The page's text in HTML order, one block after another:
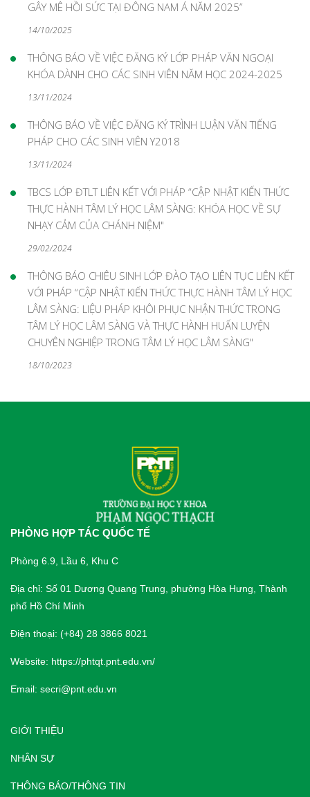
GÂY MÊ HỒI SỨC TẠI ĐÔNG NAM Á NĂM 2025”
14/10/2025
THÔNG BÁO VỀ VIỆC ĐĂNG KÝ LỚP PHÁP VĂN NGOẠI
KHÓA DÀNH CHO CÁC SINH VIÊN NĂM HỌC 2024-2025
13/11/2024
THÔNG BÁO VỀ VIỆC ĐĂNG KÝ TRÌNH LUẬN VĂN TIẾNG
PHÁP CHO CÁC SINH VIÊN Y2018
13/11/2024
TBCS LỚP ĐTLT LIÊN KẾT VỚI PHÁP “CẬP NHẬT KIẾN THỨC
THỰC HÀNH TÂM LÝ HỌC LÂM SÀNG: KHÓA HỌC VỀ SỰ
NHẠY CẢM CỦA CHÁNH NIỆM"
29/02/2024
THÔNG BÁO CHIÊU SINH LỚP ĐÀO TẠO LIÊN TỤC LIÊN KẾT
VỚI PHÁP “CẬP NHẬT KIẾN THỨC THỰC HÀNH TÂM LÝ HỌC
LÂM SÀNG: LIỆU PHÁP KHÔI PHỤC NHẬN THỨC TRONG
TÂM LÝ HỌC LÂM SÀNG VÀ THỰC HÀNH HUẤN LUYỆN
CHUYÊN NGHIỆP TRONG TÂM LÝ HỌC LÂM SÀNG"
18/10/2023
PHÒNG HỢP TÁC QUỐC TẾ
Phòng 6.9, Lầu 6, Khu C
Địa chỉ: Số 01 Dương Quang Trung, phường Hòa Hưng, Thành
phố Hồ Chí Minh
Điện thoại: (+84) 28 3866 8021
Website: https://phtqt.pnt.edu.vn/
Email: secri@pnt.edu.vn
GIỚI THIỆU
NHÂN SỰ
THÔNG BÁO/THÔNG TIN